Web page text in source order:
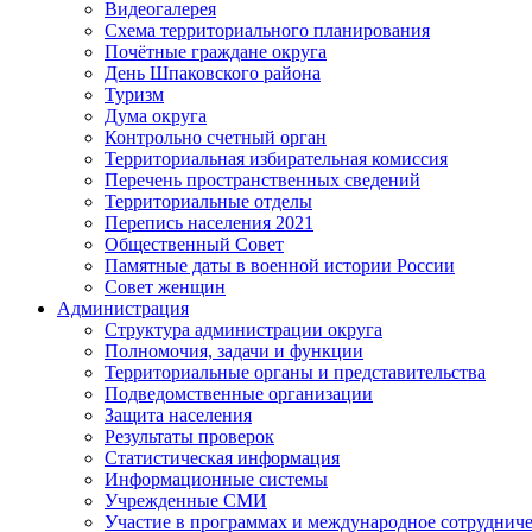
Видеогалерея
Схема территориального планирования
Почётные граждане округа
День Шпаковского района
Туризм
Дума округа
Контрольно счетный орган
Территориальная избирательная комиссия
Перечень пространственных сведений
Территориальные отделы
Перепись населения 2021
Общественный Совет
Памятные даты в военной истории России
Совет женщин
Администрация
Структура администрации округа
Полномочия, задачи и функции
Территориальные органы и представительства
Подведомственные организации
Защита населения
Результаты проверок
Статистическая информация
Информационные системы
Учрежденные СМИ
Участие в программах и международное